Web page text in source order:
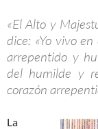
«El Alto y
dice: «Yo vivo
arrepentido y
del humilde y
corazón
La